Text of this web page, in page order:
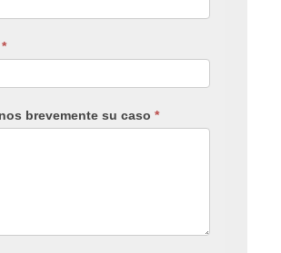
*
brevemente su caso*